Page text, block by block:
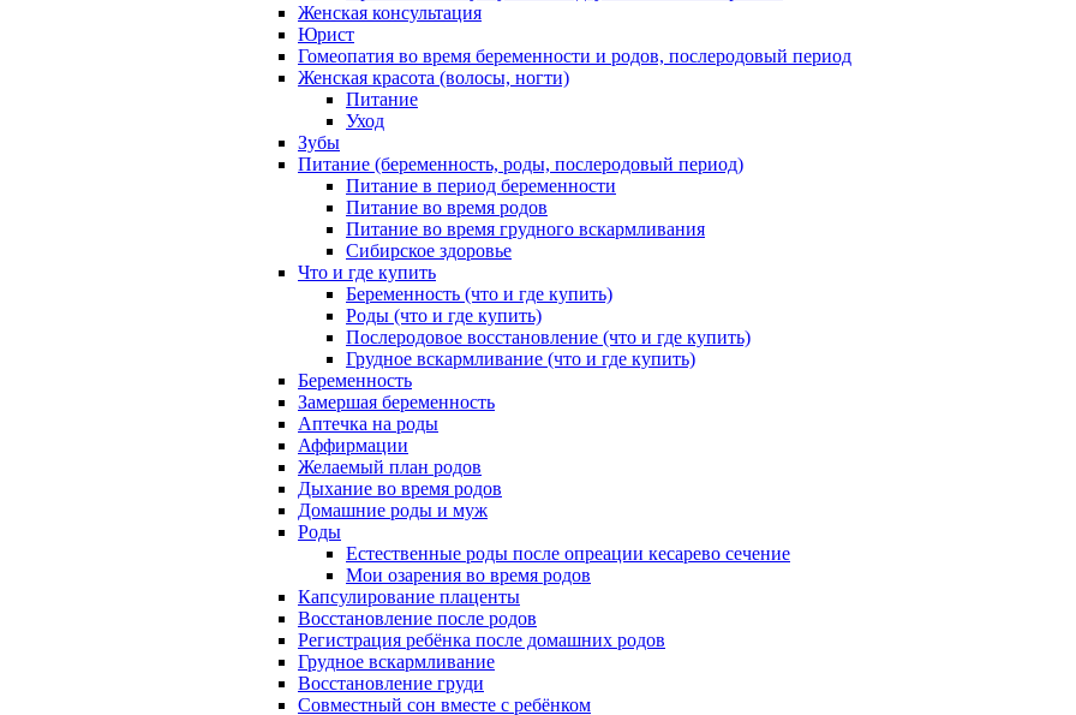
Женская консультация
Юрист
Гомеопатия во время беременности и родов, послеродовый период
Женская красота (волосы, ногти)
Питание
Уход
Зубы
Питание (беременность, роды, послеродовый период)
Питание в период беременности
Питание во время родов
Питание во время грудного вскармливания
Сибирское здоровье
Что и где купить
Беременность (что и где купить)
Роды (что и где купить)
Послеродовое восстановление (что и где купить)
Грудное вскармливание (что и где купить)
Беременность
Замершая беременность
Аптечка на роды
Аффирмации
Желаемый план родов
Дыхание во время родов
Домашние роды и муж
Роды
Естественные роды после опреации кесарево сечение
Мои озарения во время родов
Капсулирование плаценты
Восстановление после родов
Регистрация ребёнка после домашних родов
Грудное вскармливание
Восстановление груди
Совместный сон вместе с ребёнком